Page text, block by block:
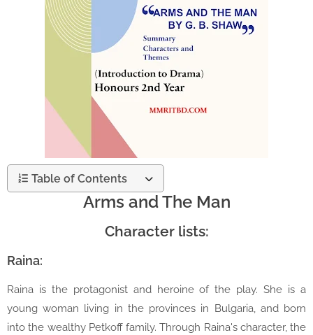
Table of Contents
Arms and The Man
Character lists:
Raina:
Raina is the protagonist and heroine of the play. She is a
young woman living in the provinces in Bulgaria, and born
into the wealthy Petkoff family. Through Raina's character, the